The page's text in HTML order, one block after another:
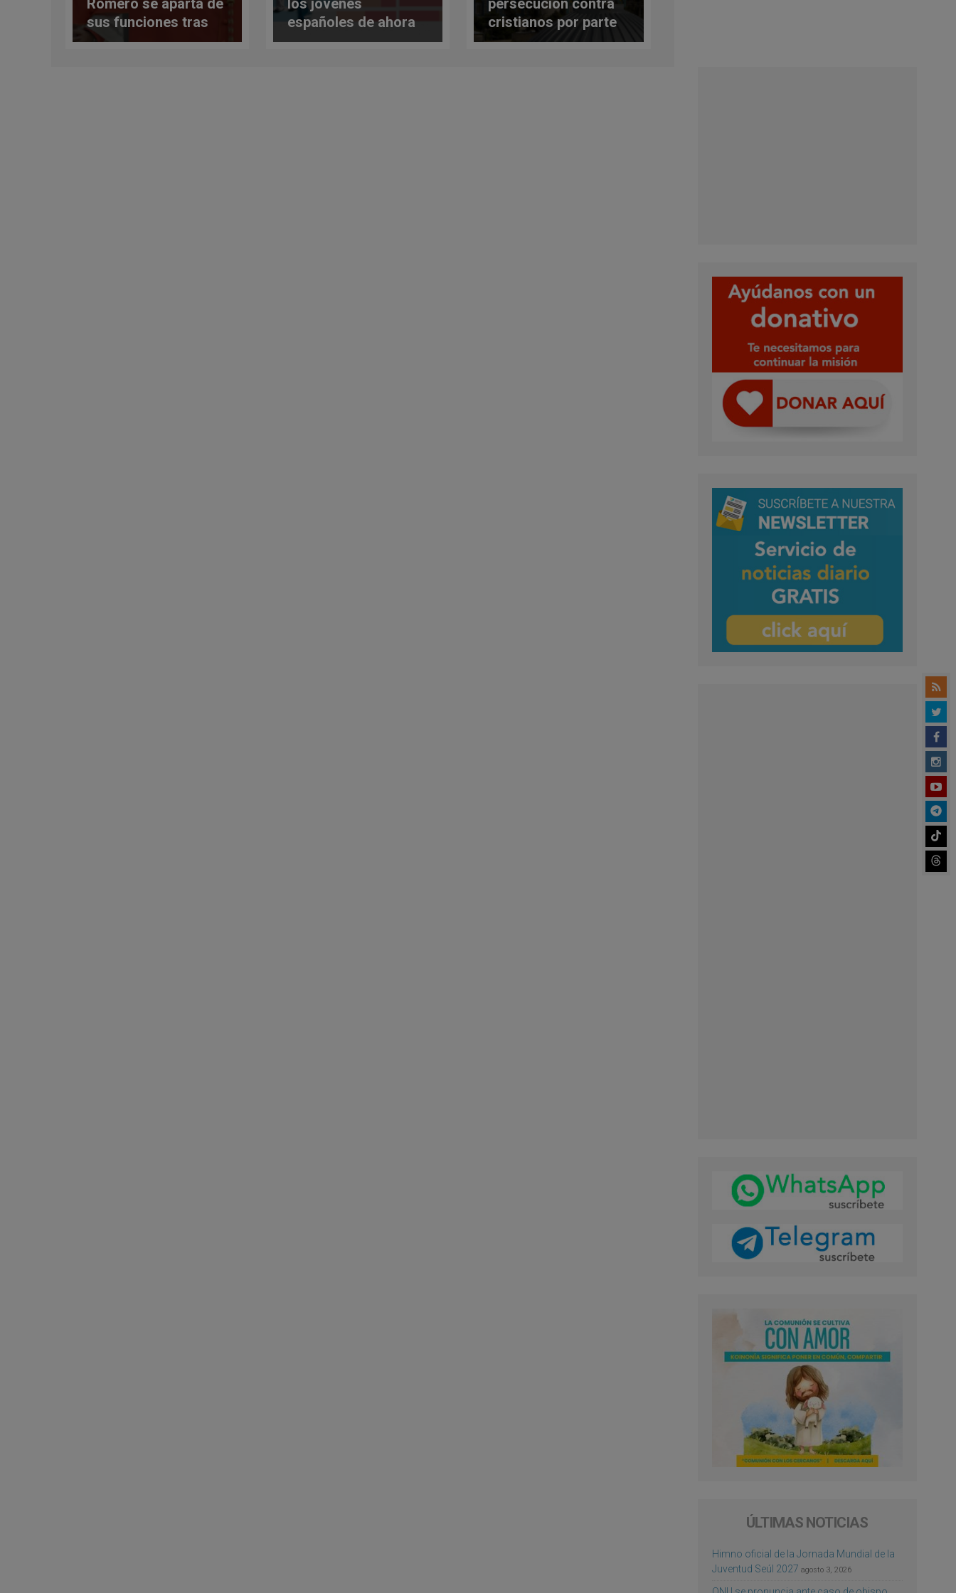
Romero se aparta de
sus funciones tras
acusaciones de
los jóvenes
españoles de ahora
que las generaciones
persecución contra
cristianos por parte
de judíos radicales
ÚLTIMAS NOTICIAS
Himno oficial de la Jornada Mundial de la
Juventud Seúl 2027 agosto 3, 2026